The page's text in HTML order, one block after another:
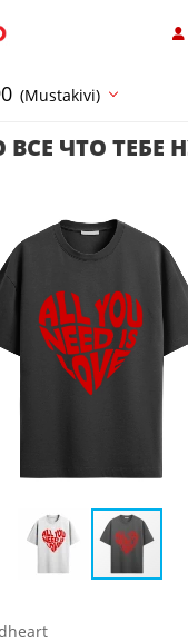
(Mustakivi)
ЧТО ТЕБЕ